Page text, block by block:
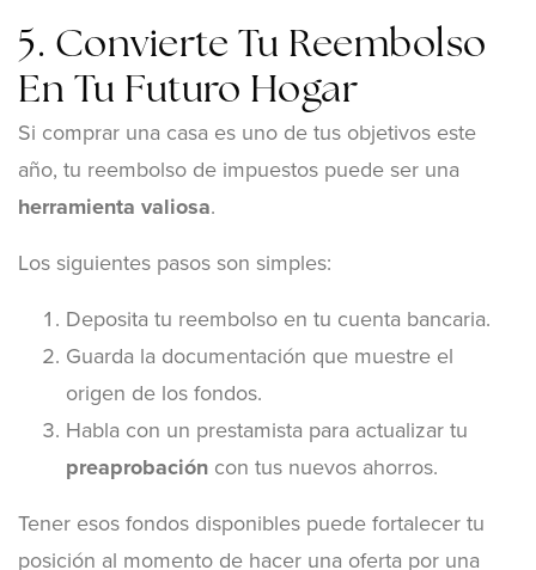
5. Convierte Tu Reembolso
En Tu Futuro Hogar
Si comprar una casa es uno de tus objetivos este
año, tu reembolso de impuestos puede ser una
herramienta valiosa.
Los siguientes pasos son simples:
Deposita tu reembolso en tu cuenta bancaria.
Guarda la documentación que muestre el
origen de los fondos.
Habla con un prestamista para actualizar tu
preaprobación con tus nuevos ahorros.
Tener esos fondos disponibles puede fortalecer tu
posición al momento de hacer una oferta por una